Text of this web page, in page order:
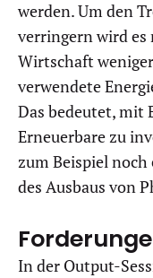
werden. Um den
verringern wird es
Wirtschaft
verwendete
Das bedeutet, mit
Erneuerbare zu
zum Beispiel
des Ausbaus von
In der Output-